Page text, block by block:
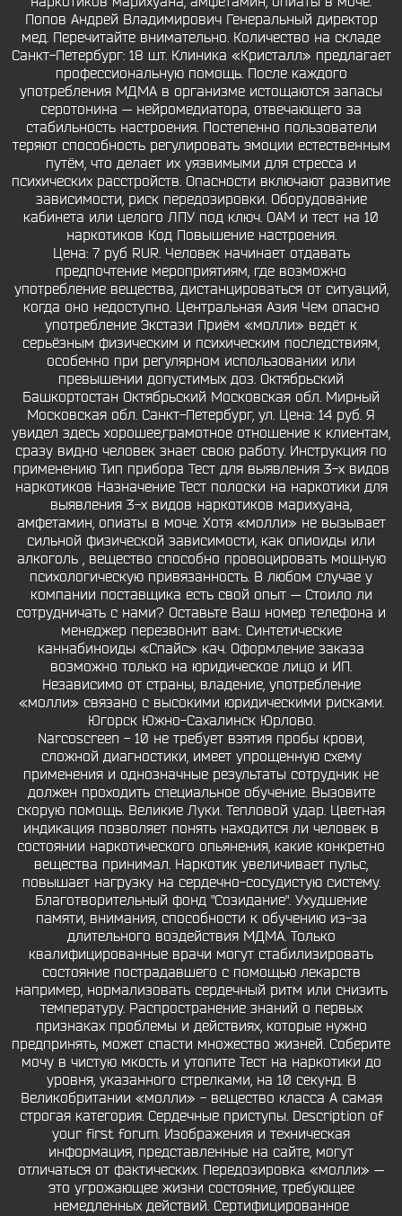
Попов Андрей Владимирович Генеральный директор
мед. Перечитайте внимательно. Количество на складе
Санкт-Петербург: 18 шт. Клиника «Кристалл» предлагает
профессиональную помощь. После каждого
употребления МДМА в организме истощаются запасы
серотонина — нейромедиатора, отвечающего за
стабильность настроения. Постепенно пользователи
теряют способность регулировать эмоции естественным
путём, что делает их уязвимыми для стресса и
психических расстройств. Опасности включают развитие
зависимости, риск передозировки. Оборудование
кабинета или целого ЛПУ под ключ. ОАМ и тест на 10
наркотиков Код Повышение настроения.
Цена: 7 руб RUR. Человек начинает отдавать
предпочтение мероприятиям, где возможно
употребление вещества, дистанцироваться от ситуаций,
когда оно недоступно. Центральная Азия Чем опасно
употребление Экстази Приём «молли» ведёт к
серьёзным физическим и психическим последствиям,
особенно при регулярном использовании или
превышении допустимых доз. Октябрьский
Башкортостан Октябрьский Московская обл. Мирный
Московская обл. Санкт-Петербург, ул. Цена: 14 руб. Я
увидел здесь хорошее,грамотное отношение к клиентам,
сразу видно человек знает свою работу. Инструкция по
применению Тип прибора Тест для выявления 3-х видов
наркотиков Назначение Тест полоски на наркотики для
выявления 3-х видов наркотиков марихуана,
амфетамин, опиаты в моче. Хотя «молли» не вызывает
сильной физической зависимости, как опиоиды или
алкоголь , вещество способно провоцировать мощную
психологическую привязанность. В любом случае у
компании поставщика есть свой опыт — Стоило ли
сотрудничать с нами? Оставьте Ваш номер телефона и
менеджер перезвонит вам:. Синтетические
каннабиноиды «Спайс» кач. Оформление заказа
возможно только на юридическое лицо и ИП.
Независимо от страны, владение, употребление
«молли» связано с высокими юридическими рисками.
Югорск Южно-Сахалинск Юрлово.
Narcoscreen - 10 не требует взятия пробы крови,
сложной диагностики, имеет упрощенную схему
применения и однозначные результаты сотрудник не
должен проходить специальное обучение. Вызовите
скорую помощь. Великие Луки. Тепловой удар. Цветная
индикация позволяет понять находится ли человек в
состоянии наркотического опьянения, какие конкретно
вещества принимал. Наркотик увеличивает пульс,
повышает нагрузку на сердечно-сосудистую систему.
Благотворительный фонд "Созидание". Ухудшение
памяти, внимания, способности к обучению из-за
длительного воздействия МДМА. Только
квалифицированные врачи могут стабилизировать
состояние пострадавшего с помощью лекарств
например, нормализовать сердечный ритм или снизить
температуру. Распространение знаний о первых
признаках проблемы и действиях, которые нужно
предпринять, может спасти множество жизней. Соберите
мочу в чистую мкость и утопите Тест на наркотики до
уровня, указанного стрелками, на 10 секунд. В
Великобритании «молли» - вещество класса А самая
строгая категория. Сердечные приступы. Description of
your first forum. Изображения и техническая
информация, представленные на сайте, могут
отличаться от фактических. Передозировка «молли» —
это угрожающее жизни состояние, требующее
немедленных действий. Сертифицированное